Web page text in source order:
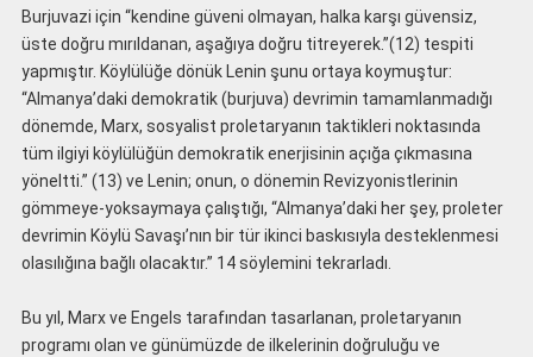
Burjuvazi için “kendine güveni olmayan, halka karşı güvensiz,
üste doğru mırıldanan, aşağıya doğru titreyerek.”(12) tespiti
yapmıştır. Köylülüğe dönük Lenin şunu ortaya koymuştur:
“Almanya’daki demokratik (burjuva) devrimin tamamlanmadığı
dönemde, Marx, sosyalist proletaryanın taktikleri noktasında
tüm ilgiyi köylülüğün demokratik enerjisinin açığa çıkmasına
yöneltti.” (13) ve Lenin; onun, o dönemin Revizyonistlerinin
gömmeye-yoksaymaya çalıştığı, “Almanya’daki her şey, proleter
devrimin Köylü Savaşı’nın bir tür ikinci baskısıyla desteklenmesi
olasılığına bağlı olacaktır.” 14 söylemini tekrarladı.
Bu yıl, Marx ve Engels tarafından tasarlanan, proletaryanın
programı olan ve günümüzde de ilkelerinin doğruluğu ve